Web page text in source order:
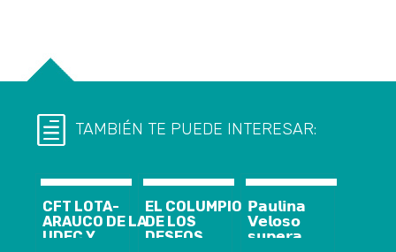
TAMBIÉN TE PUEDE INTERESAR:
CFT LOTA-
ARAUCO DE LA
UDEC Y
EL COLUMPIO
DE LOS
DESEOS
𝗣𝗮𝘂𝗹𝗶𝗻𝗮
𝗩𝗲𝗹𝗼𝘀𝗼
𝘀𝘂𝗽𝗲𝗿𝗮